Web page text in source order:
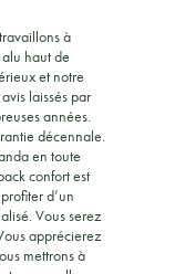
à
haut de
et notre
laissés par
années.
décennale.
en toute
confort est
d’un
Vous serez
apprécierez
mettrons à